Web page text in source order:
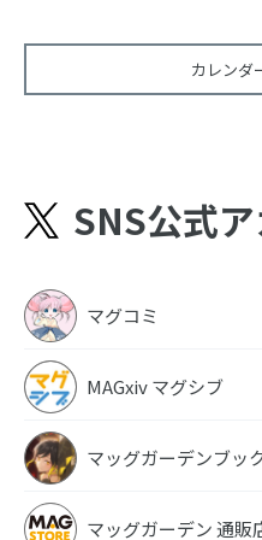
カレンダ
SNS公式
マグコミ
MAGxiv マグシブ
マッグガーデンブッ
マッグガーデン 通販